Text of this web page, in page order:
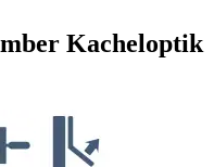
Kacheloptik